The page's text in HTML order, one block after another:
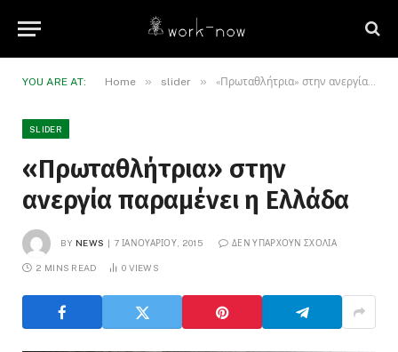
YOU ARE AT: Home » slider » «Πρωταθλήτρια» στην ανεργία παραμένει η Ελλάδα
SLIDER
«Πρωταθλήτρια» στην
ανεργία παραμένει η Ελλάδα
BY NEWS 7 ΙΑΝΟΥΑΡΊΟΥ, 2015 ΔΕΝ ΥΠΆΡΧΟΥΝ ΣΧΌΛΙΑ
2 MINS READ 0 VIEWS